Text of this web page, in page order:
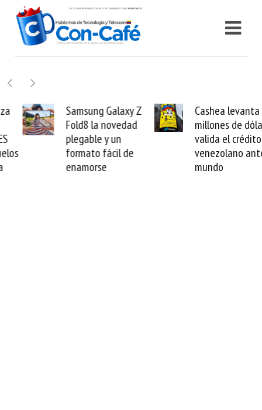
Samsung Galaxy Z
Fold8 la novedad
plegable y un
formato fácil de
enamorse
Cashea levanta 100
millones de dólares y
valida el crédito del
venezolano ante el
mundo